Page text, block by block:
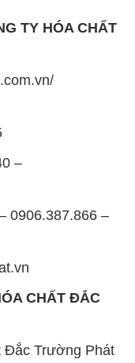
TY HÓA CHẤT
–
0906.387.866 –
CHẤT ĐẮC
Đắc Trường Phát